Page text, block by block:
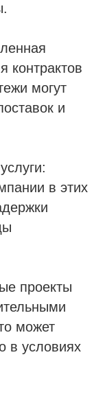
контрактов
могут
и
в этих
проекты
может
в условиях